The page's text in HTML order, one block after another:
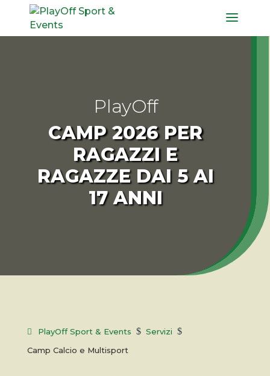
PlayOff
CAMP 2026 PER
RAGAZZI E
RAGAZZE DAI 5 AI
17 ANNI
PlayOff Sport & Events $ Servizi $
Camp Calcio e Multisport